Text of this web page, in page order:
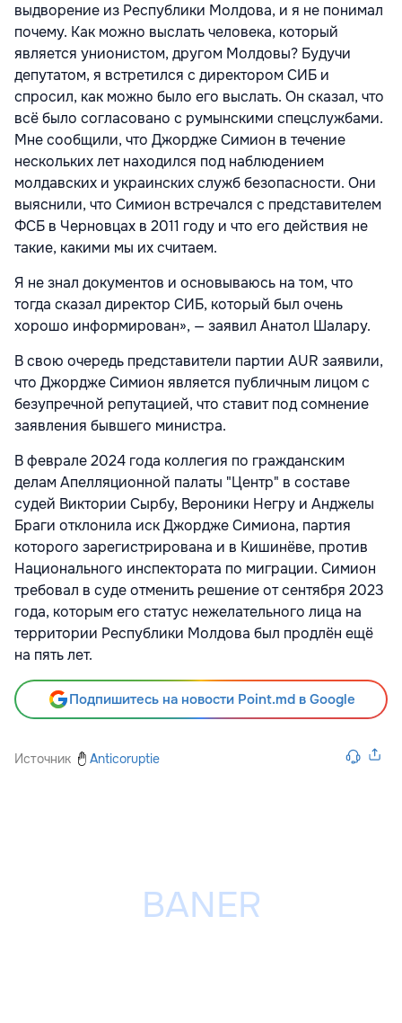
выдворение из Республики Молдова, и я не понимал
почему. Как можно выслать человека, который
является унионистом, другом Молдовы? Будучи
депутатом, я встретился с директором СИБ и
спросил, как можно было его выслать. Он сказал, что
всё было согласовано с румынскими спецслужбами.
Мне сообщили, что Джордже Симион в течение
нескольких лет находился под наблюдением
молдавских и украинских служб безопасности. Они
выяснили, что Симион встречался с представителем
ФСБ в Черновцах в 2011 году и что его действия не
такие, какими мы их считаем.
Я не знал документов и основываюсь на том, что
тогда сказал директор СИБ, который был очень
хорошо информирован», — заявил Анатол Шалару.
В свою очередь представители партии AUR заявили,
что Джордже Симион является публичным лицом с
безупречной репутацией, что ставит под сомнение
заявления бывшего министра.
В феврале 2024 года коллегия по гражданским
делам Апелляционной палаты "Центр" в составе
судей Виктории Сырбу, Вероники Негру и Анджелы
Браги отклонила иск Джордже Симиона, партия
которого зарегистрирована и в Кишинёве, против
Национального инспектората по миграции. Симион
требовал в суде отменить решение от сентября 2023
года, которым его статус нежелательного лица на
территории Республики Молдова был продлён ещё
на пять лет.
Подпишитесь на новости Point.md в Google
Источник Anticoruptie